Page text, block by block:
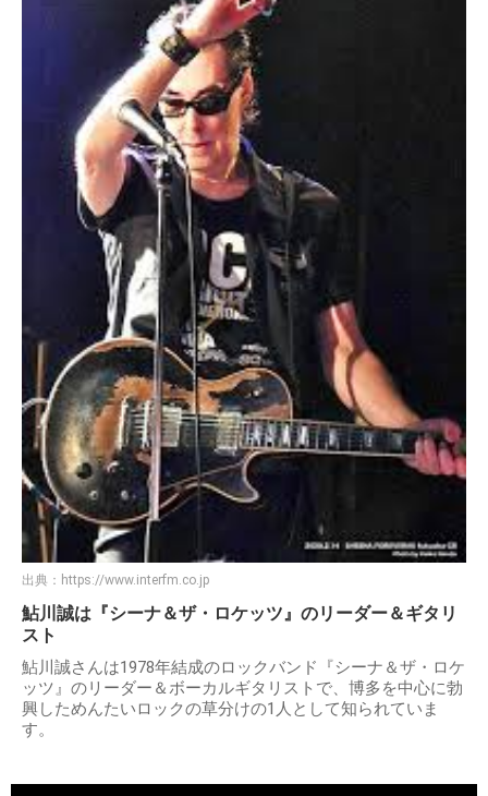
出典： https://www.interfm.co.jp
鮎川誠は『シーナ＆ザ・ロケッツ』のリーダー＆ギタリ
スト
鮎川誠さんは1978年結成のロックバンド『シーナ＆ザ・ロケ
ッツ』のリーダー＆ボーカルギタリストで、博多を中心に勃
興しためんたいロックの草分けの1人として知られていま
す。